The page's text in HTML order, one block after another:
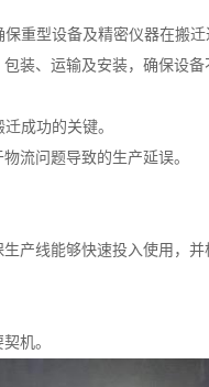
重型设备及精密仪器在搬
装、运输及安装，确保设备
成功的关键。
流问题导致的生产延误。
产线能够快速投入使用，
机。